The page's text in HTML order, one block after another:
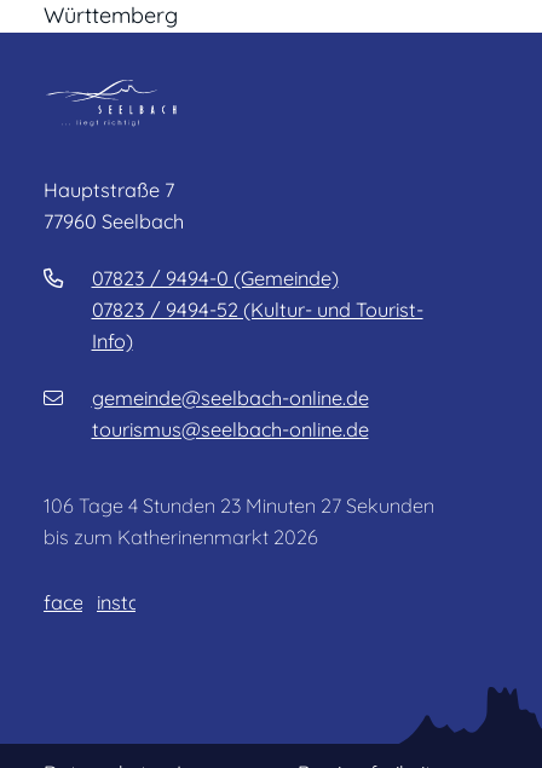
Württemberg
Hauptstraße 7
77960 Seelbach
07823 / 9494-0 (Gemeinde)
07823 / 9494-52 (Kultur- und Tourist-
Info)
gemeinde@seelbach-online.de
tourismus@seelbach-online.de
106 Tage 4 Stunden 23 Minuten 24 Sekunden
bis zum Katherinenmarkt 2026
facebookinstagram